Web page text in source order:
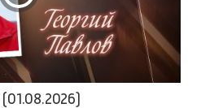
(01.08.2026)